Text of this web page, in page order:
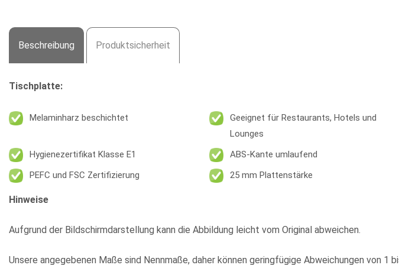
Beschreibung Produktsicherheit
Tischplatte:
Melaminharz beschichtet
Geeignet für Restaurants, Hotels und
Lounges
Hygienezertifikat Klasse E1
ABS-Kante umlaufend
PEFC und FSC Zertifizierung
25 mm Plattenstärke
Hinweise
Aufgrund der Bildschirmdarstellung kann die Abbildung leicht vom Original abweichen.
Unsere angegebenen Maße sind Nennmaße, daher können geringfügige Abweichungen von 1